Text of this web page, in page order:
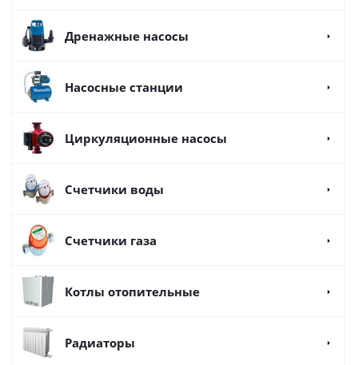
Дренажные насосы
Насосные станции
Циркуляционные насосы
Счетчики воды
Счетчики газа
Котлы отопительные
Радиаторы